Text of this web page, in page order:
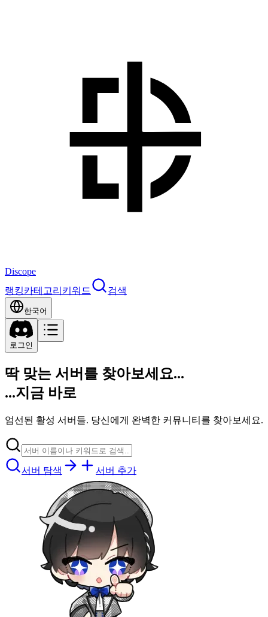
Discope
랭킹카테고리 키워드 검색
한국어
로그인
딱 맞는 서버를 찾아보세요...
...지금 바로
엄선된 활성 서버들. 당신에게 완벽한 커뮤니티를 찾아보세요.
서버 탐색 서버 추가